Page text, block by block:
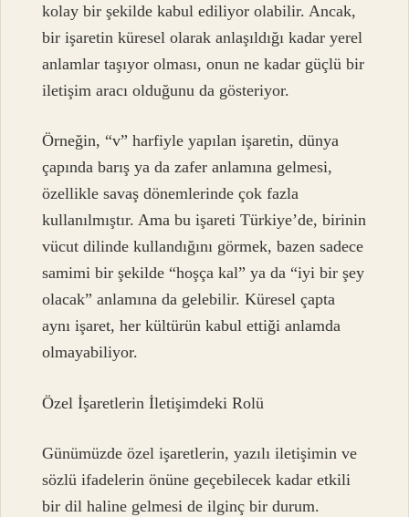
kolay bir şekilde kabul ediliyor olabilir. Ancak,
bir işaretin küresel olarak anlaşıldığı kadar yerel
anlamlar taşıyor olması, onun ne kadar güçlü bir
iletişim aracı olduğunu da gösteriyor.
Örneğin, “v” harfiyle yapılan işaretin, dünya
çapında barış ya da zafer anlamına gelmesi,
özellikle savaş dönemlerinde çok fazla
kullanılmıştır. Ama bu işareti Türkiye’de, birinin
vücut dilinde kullandığını görmek, bazen sadece
samimi bir şekilde “hoşça kal” ya da “iyi bir şey
olacak” anlamına da gelebilir. Küresel çapta
aynı işaret, her kültürün kabul ettiği anlamda
olmayabiliyor.
Özel İşaretlerin İletişimdeki Rolü
Günümüzde özel işaretlerin, yazılı iletişimin ve
sözlü ifadelerin önüne geçebilecek kadar etkili
bir dil haline gelmesi de ilginç bir durum.